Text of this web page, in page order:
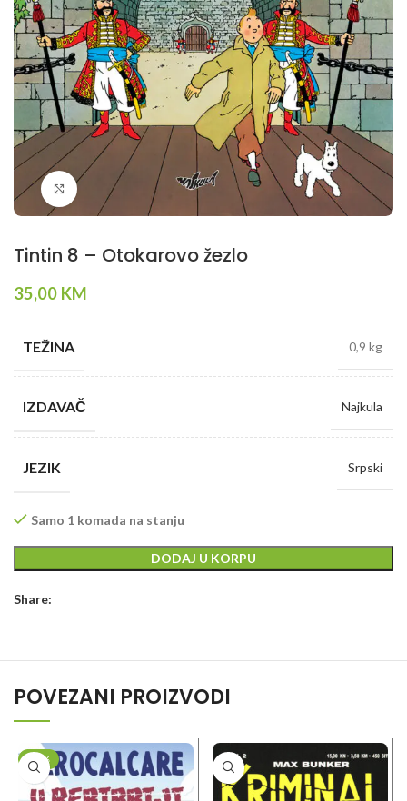
Klikni da povečaš
Tintin 8 – Otokarovo žezlo
35,00 KM
TEŽINA 0,9 kg
IZDAVAČ Najkula
JEZIK Srpski
Samo 1 komada na stanju
DODAJ U KORPU
Share:
POVEZANI PROIZVODI
-20%